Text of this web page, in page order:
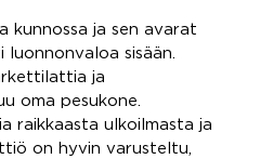
kunnossa ja sen avarat
sisään.
ja
oma pesukone.
raikkaasta ulkoilmasta ja
on hyvin varusteltu,